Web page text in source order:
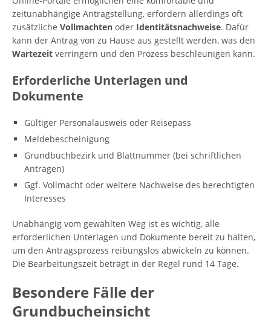
zeitunabhängige Antragstellung, erfordern allerdings oft
zusätzliche Vollmachten oder Identitätsnachweise. Dafür
kann der Antrag von zu Hause aus gestellt werden, was den
Wartezeit verringern und den Prozess beschleunigen kann.
Erforderliche Unterlagen und
Dokumente
Gültiger Personalausweis oder Reisepass
Meldebescheinigung
Grundbuchbezirk und Blattnummer (bei schriftlichen
Anträgen)
Ggf. Vollmacht oder weitere Nachweise des berechtigten
Interesses
Unabhängig vom gewählten Weg ist es wichtig, alle
erforderlichen Unterlagen und Dokumente bereit zu halten,
um den Antragsprozess reibungslos abwickeln zu können.
Die Bearbeitungszeit beträgt in der Regel rund 14 Tage.
Besondere Fälle der
Grundbucheinsicht